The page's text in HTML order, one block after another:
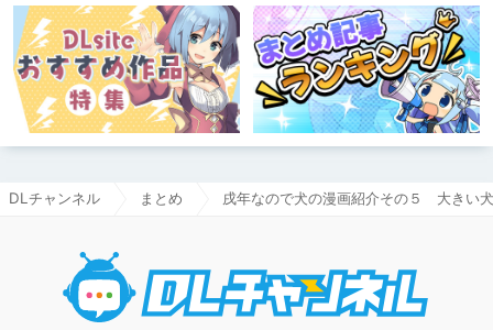
DLチャンネル まとめ 戌年なので犬の漫画紹介その５ 大きい犬